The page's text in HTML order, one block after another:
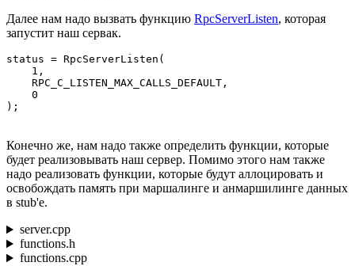
Далее нам надо вызвать функцию RpcServerListen, которая
запустит наш сервак.
status = RpcServerListen(
    1,
    RPC_C_LISTEN_MAX_CALLS_DEFAULT,
    0
);
Конечно же, нам надо также определить функции, которые
будет реализовывать наш сервер. Помимо этого нам также
надо реализовать функции, которые будут аллоцировать и
освобождать память при маршалинге и анмаршилинге данных
в stub'е.
server.cpp
functions.h
functions.cpp